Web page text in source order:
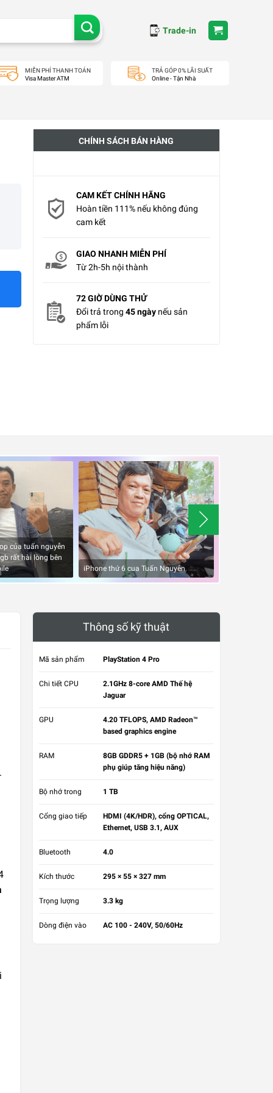
Trade-in
MIỄN PHÍ THANH TOÁN
Visa Master ATM
TRẢ GÓP 0% LÃI SUẤT
Online - Tận Nhà
CHÍNH SÁCH BÁN HÀNG
CAM KẾT CHÍNH HÃNG
Hoàn tiền 111% nếu không đúng
cam kết
GIAO NHANH MIỄN PHÍ
Từ 2h-5h nội thành
72 GIỜ DÙNG THỬ
Đổi trả trong 45 ngàynếu sản
phẩm lỗi
của tuấn nguyễn
rất hài lòng bên
iPhone thứ 6 cua Tuấn Nguyễn
Thông số kỹ thuật
Mã sản phẩm PlayStation 4 Pro
Chi tiết CPU
2.1GHz 8-core AMD Thế hệ
Jaguar
GPU
4.20 TFLOPS, AMD Radeon™
based graphics engine
RAM
8GB GDDR5 + 1GB (bộ nhớ RAM
phụ giúp tăng hiệu năng)
Bộ nhớ trong 1 TB
Cổng giao tiếp
HDMI (4K/HDR), cổng OPTICAL,
Ethernet, USB 3.1, AUX
Bluetooth 4.0
Kích thước 295 × 55 × 327 mm
Trọng lượng 3.3 kg
Dòng điện vào AC 100 - 240V, 50/60Hz